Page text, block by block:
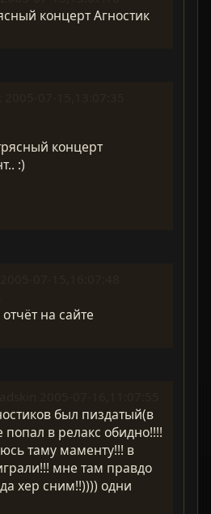
концерт Агностик
концерт
:)
на сайте
был пиздатый(в
попал в релакс обидно!!!!
таму маменту!!! в
мне там правдо
хер сним!!)))) одни